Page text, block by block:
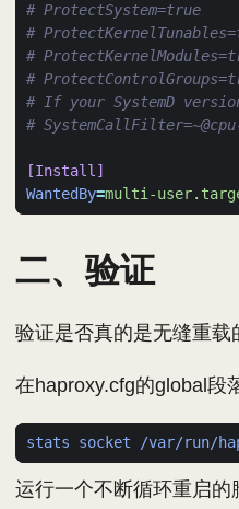
# ProtectSystem=true
#
#
#
# If your SystemD
#
[Install]
WantedBy=multi-
二、验证
验证是否真的是无缝重载
在haproxy.cfg的global段
stats socket /var/run/
运行一个不断循环重启的